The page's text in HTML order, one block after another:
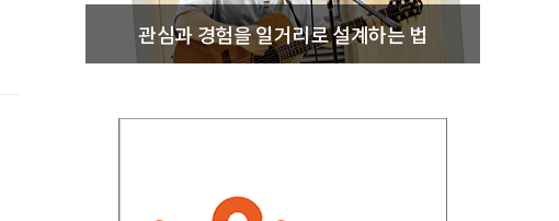
관심과 경험을 일거리로 설계하는 법